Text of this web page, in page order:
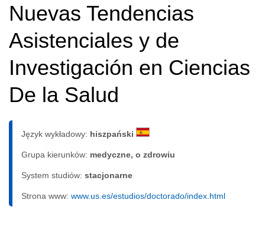
Nuevas Tendencias
Asistenciales y de
Investigación en Ciencias
De la Salud
Język wykładowy: hiszpański
Grupa kierunków: medyczne, o zdrowiu
System studiów: sta­cjo­nar­ne
Strona www: www.us.es/estudios/doctorado/index.html